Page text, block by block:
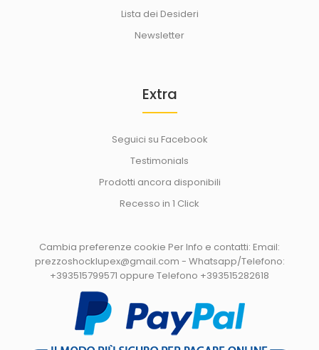
Shampoo Conditioner Per Tutti I Tipi Di Capelli 1000ml
Lista dei Desideri
Newsletter
Extra
Seguici su Facebook
Testimonials
Prodotti ancora disponibili
Recesso in 1 Click
Cambia preferenze cookie Per Info e contatti: Email:
prezzoshocklupex@gmail.com - Whatsapp/Telefono:
+393515799571 oppure Telefono +393515282618